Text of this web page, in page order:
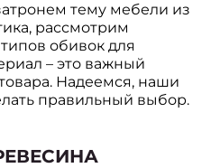
тему мебели из
рассмотрим
обивок для
– это важный
Надеемся, наши
правильный выбор.